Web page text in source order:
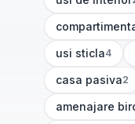
(20 articole)
(5articole)
usi sticla
(4articole)
4
casa pasiva
(2articole) 2
amenajare
(1articole)